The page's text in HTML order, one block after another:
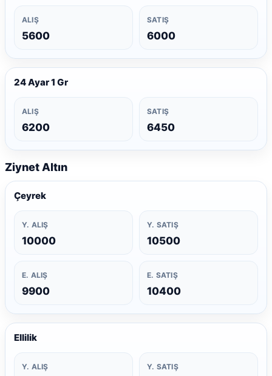
ALIŞ
5600
SATIŞ
6000
24 Ayar 1 Gr
ALIŞ
6200
SATIŞ
6450
Ziynet Altın
Çeyrek
Y. ALIŞ
10000
Y. SATIŞ
10500
E. ALIŞ
9900
E. SATIŞ
10400
Ellilik
Y. ALIŞ Y. SATIŞ